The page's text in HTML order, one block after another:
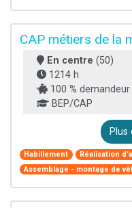
CAP métiers de la
En centre (50)
1214 h
100 %
BEP/CAP
Plus
Habillement
Réalisation
Assemblage - montage de